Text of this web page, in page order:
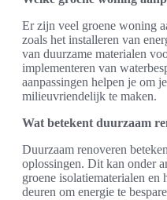
Er zijn veel groene woning
zoals het installeren van
van duurzame materialen
implementeren van
aanpassingen helpen je om
milieuvriendelijk te maken.
Wat betekent duurzaam
Duurzaam renoveren
oplossingen. Dit kan onder
groene isolatiematerialen en
deuren om energie te